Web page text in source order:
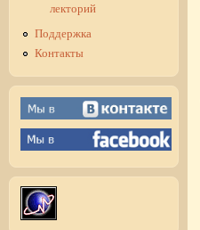
лекторий
Поддержка
Контакты